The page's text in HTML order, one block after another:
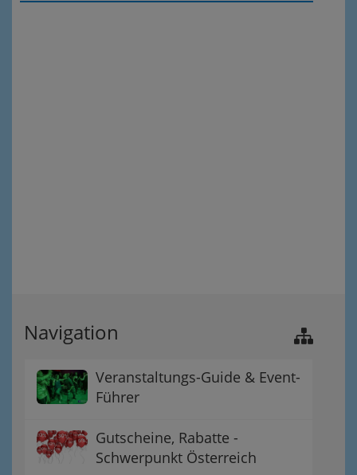
Navigation
Veranstaltungs-Guide & Event-
Führer
Gutscheine, Rabatte -
Schwerpunkt Österreich